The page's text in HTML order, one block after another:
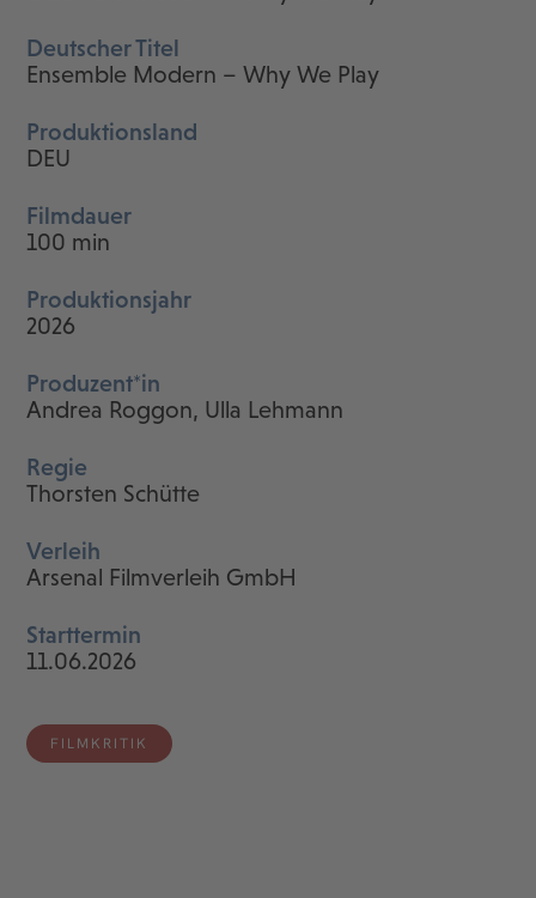
Deutscher Titel
Ensemble Modern – Why We Play
Produktionsland
DEU
Filmdauer
100 min
Produktionsjahr
2026
Produzent*in
Andrea Roggon, Ulla Lehmann
Regie
Thorsten Schütte
Verleih
Arsenal Filmverleih GmbH
Starttermin
11.06.2026
FILMKRITIK